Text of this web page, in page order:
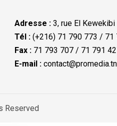
Adresse : 3, rue El
Tél :(+216) 71 790 773 / 71
Fax :71 793 707 / 71 791
E-mail : contact@promedia.tn
Reserved